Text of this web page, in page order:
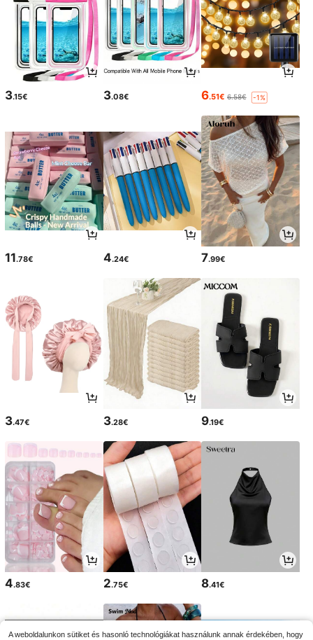
3.15€ 3.08€ 6.51€ 6.58€ -1%
11.78€ 4.24€ 7.99€
3.47€ 3.28€ 9.19€
4.83€ 2.75€ 8.41€
A weboldalunkon sütiket és hasonló technológiákat használunk annak érdekében, hogy